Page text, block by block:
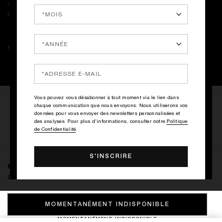
référer à liste des ingrédients indiquée sur le packaging de votre
produit.
RETOURS & LIVRAISON
NOTES & AVIS
ECRIRE LE PREMIER AVIS
MOONLIGHT IN HEAVEN DELUXE
0.00€
MOMENTANÉMENT INDISPONIBLE
MOMENTANÉMENT INDISPONIBLE
Vous pouvez vous désabonner à tout moment via le lien dans
chaque communication que nous envoyons. Nous utiliserons vos
données pour vous envoyer des newsletters personnalisées et
des analyses. Pour plus d'informations, consulter notre Politique
de Confidentialité.